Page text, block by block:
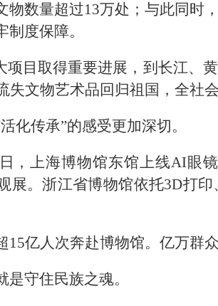
物数量超过13万处；与此同时
度保障。
项目取得重要进展，到长江、
失文物艺术品回归祖国，全社
化传承”的感受更加深切。
，上海博物馆东馆上线AI眼
展。浙江省博物馆依托3D打
15亿人次奔赴博物馆。亿万群
守住民族之魂。